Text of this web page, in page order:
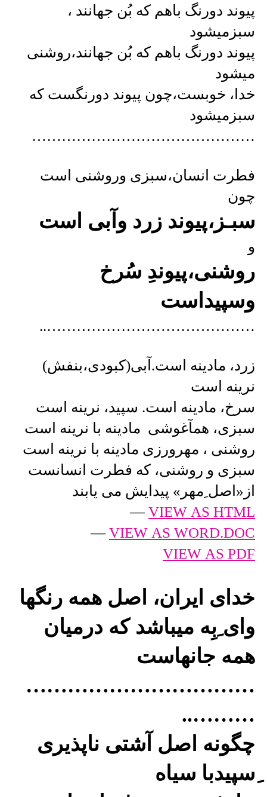
پیوند دورنگ باهم که بُن جهانند ،
سبزمیشود
پیوند دورنگ باهم که بُن جهانند،روشنی
میشود
خدا، خوبست،چون پیوند دورنگست که
سبزمیشود
………………………………………
فطرت انسان،سبزی وروشنی است
چون
سبـز،پیوند زرد وآبی است
و
روشنی،پیوندِ سُرخ
وسپیداست
……………………………………..
زرد، مادینه است.آبی(کبودی،بنفش)
نرینه است
سرخ، مادینه است. سپید، نرینه است
سبزی، همآغوشی مادینه با نرینه است
روشنی ، مهرورزی مادینه با نرینه است
سبزی و روشنی، که فطرت انسانست
از«اصل ِمهر» پیدایش می یابند
VIEW AS HTML
—
VIEW AS WORD.DOC
—
VIEW AS PDF
خدای ایران، اصل همه رنگها
وای ِبِه میباشد که درمیان
همه جانهاست
……………………………
………..
چگونه اصل آشتی ناپذیری
ِسپیدبا سیاه